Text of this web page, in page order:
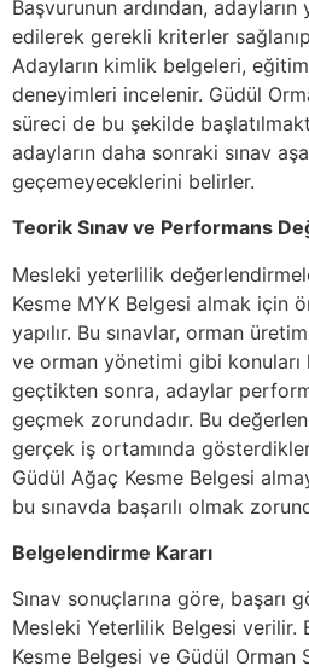
Başvurunun ardından,
edilerek gerekli kriterler sağlanıp
Adayların kimlik belgeleri,
deneyimleri incelenir. Güdül
süreci de bu şekilde
adayların daha sonraki sınav
geçemeyeceklerini belirler.
Teorik Sınav ve Performans
Mesleki yeterlilik
Kesme MYK Belgesi almak için
yapılır. Bu sınavlar, orman
ve orman yönetimi gibi konuları
geçtikten sonra, adaylar
geçmek zorundadır. Bu
gerçek iş ortamında
Güdül Ağaç Kesme Belgesi
bu sınavda başarılı olmak
Belgelendirme Kararı
Sınav sonuçlarına göre, başarı
Mesleki Yeterlilik Belgesi verilir.
Kesme Belgesi ve Güdül Orman